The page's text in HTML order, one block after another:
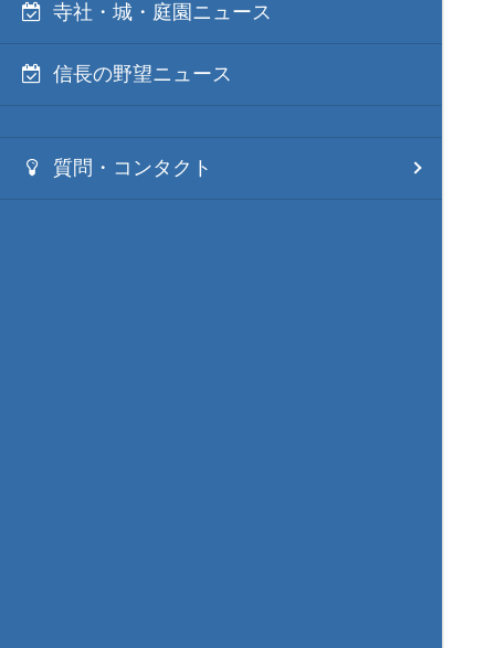
寺社・城・庭園ニュース
信長の野望ニュース
質問・コンタクト